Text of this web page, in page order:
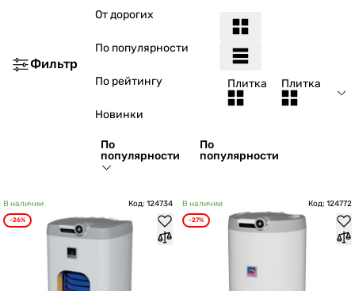
Фильтр
От дорогих
По популярности
По рейтингу
Новинки
По
популярности
По
популярности
Плитка Плитка
В наличии Код: 124734
-26%
В наличии Код: 124772
-27%